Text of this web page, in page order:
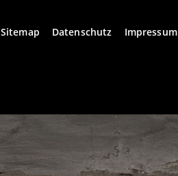
Sitemap Datenschutz Impressum